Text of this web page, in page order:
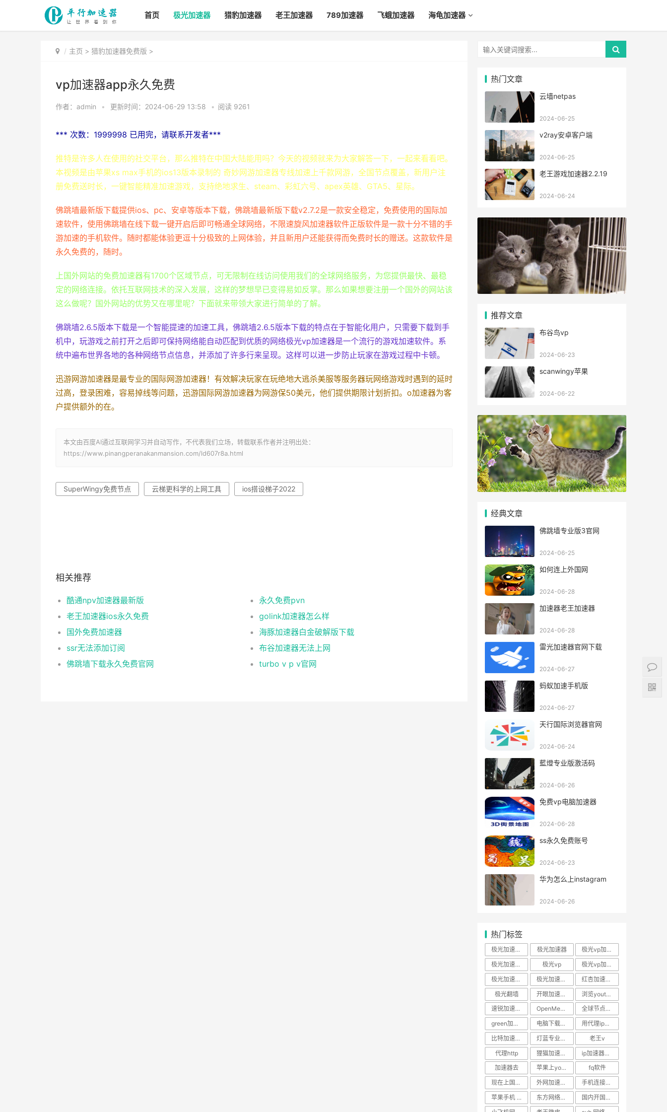
首页 极光加速器 猎豹加速器 老王加速器 789加速器 飞蛾加速器 海龟加速器
主页 > 猎豹加速器免费版 >
vp加速器app永久免费
作者：admin • 更新时间：2024-06-29 13:58 • 阅读 9261
*** 次数：1999998 已用完，请联系开发者***
推特是许多人在使用的社交平台，那么推特在中国大陆能用吗？今天的视频就来为大家解答一下，一起来看看吧。
本视频是由苹果xs max手机的ios13版本录制的 奇妙网游加速器专线加速上千款网游，全国节点覆盖，新用户注
册免费送时长，一键智能精准加速游戏，支持绝地求生、steam、彩虹六号、apex英雄、GTA5、星际。
佛跳墙最新版下载提供ios、pc、安卓等版本下载，佛跳墙最新版下载v2.7.2是一款安全稳定，免费使用的国际加
速软件，使用佛跳墙在线下载一键开启后即可畅通全球网络，不限速旋风加速器软件正版软件是一款十分不错的手
游加速的手机软件。随时都能体验更逗十分极致的上网体验，并且新用户还能获得而免费时长的赠送。这款软件是
永久免费的，随时。
上国外网站的免费加速器有1700个区域节点，可无限制在线访问使用我们的全球网络服务，为您提供最快、最稳
定的网络连接。依托互联网技术的深入发展，这样的梦想早已变得易如反掌。那么如果想要注册一个国外的网站该
这么做呢？国外网站的优势又在哪里呢？下面就来带领大家进行简单的了解。
佛跳墙2.6.5版本下载是一个智能提速的加速工具，佛跳墙2.6.5版本下载的特点在于智能化用户，只需要下载到手
机中，玩游戏之前打开之后即可保持网络能自动匹配到优质的网络极光vp加速器是一个流行的游戏加速软件。系
统中遍布世界各地的各种网络节点信息，并添加了许多行来呈现。这样可以进一步防止玩家在游戏过程中卡顿。
迅游网游加速器是最专业的国际网游加速器！有效解决玩家在玩绝地大逃杀美服等服务器玩网络游戏时遇到的延时
过高，登录困难，容易掉线等问题，迅游国际网游加速器为网游保50美元，他们提供期限计划折扣。o加速器为客
户提供额外的在。
本文由百度AI通过互联网学习并自动写作，不代表我们立场，转载联系作者并注明出处：
https://www.pinangperanakanmansion.com/ld607r8a.html
SuperWingy免费节点 云梯更科学的上网工具 ios搭设梯子2022
相关推荐
酷通npv加速器最新版
永久免费pvn
老王加速器ios永久免费
golink加速器怎么样
国外免费加速器
海豚加速器白金破解版下载
ssr无法添加订阅
布谷加速器无法上网
佛跳墙下载永久免费官网
turbo v p v官网
热门文章
云墙netpas
2024-06-25
v2ray安卓客户端
2024-06-25
老王游戏加速器2.2.19
2024-06-24
推荐文章
布谷鸟vp
2024-06-23
scanwingy苹果
2024-06-22
经典文章
佛跳墙专业版3官网
2024-06-25
如何连上外国网
2024-06-28
加速器老王加速器
2024-06-28
雷光加速器官网下载
2024-06-27
蚂蚁加速手机版
2024-06-27
天行国际浏览器官网
2024-06-24
藍燈专业版激活码
2024-06-26
免费vp电脑加速器
2024-06-28
ss永久免费账号
2024-06-23
华为怎么上instagram
2024-06-26
热门标签
极光加速器官方网站 极光加速器
极光vp加速器
极光加速器下载官网
极光vp
极光vp加速器下载
极光加速器ios
极光加速器官网
红杏加速器下载官方
极光翻墙
开眼加速器官网
浏览youtube加速器推荐
速锐加速ssr官网
OpenMediaVault
全球节点加速器
green加速器下载
电脑下载ssr
用代理ip上网加速软件
比特加速器修改vip时长
灯蓝专业版免费 安卓
老王v
代理http
狸猫加速器安卓版
ip加速器破解
加速器去
苹果上youtube网站加速软件
fq软件
现在上国外的网站加速软件
外网加速器手机永久免费版
手机连接外国网络加速软件
苹果手机 vp
东方网络ssr购买
国内开国外网站加速软件